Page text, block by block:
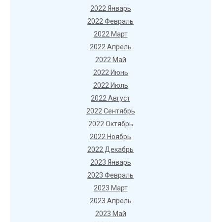
2022 Январь
2022 Февраль
2022 Март
2022 Апрель
2022 Май
2022 Июнь
2022 Июль
2022 Август
2022 Сентябрь
2022 Октябрь
2022 Ноябрь
2022 Декабрь
2023 Январь
2023 Февраль
2023 Март
2023 Апрель
2023 Май